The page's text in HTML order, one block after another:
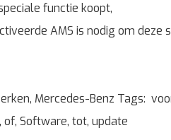
functie koopt,
AMS is nodig om deze
, Mercedes-Benz Tags:
, of, Software, tot, update